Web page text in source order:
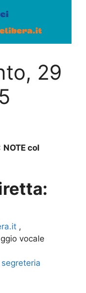
29
NOTE col
,
vocale
segreteria